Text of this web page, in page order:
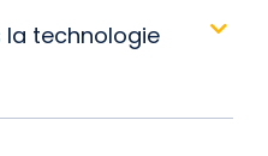
la technologie